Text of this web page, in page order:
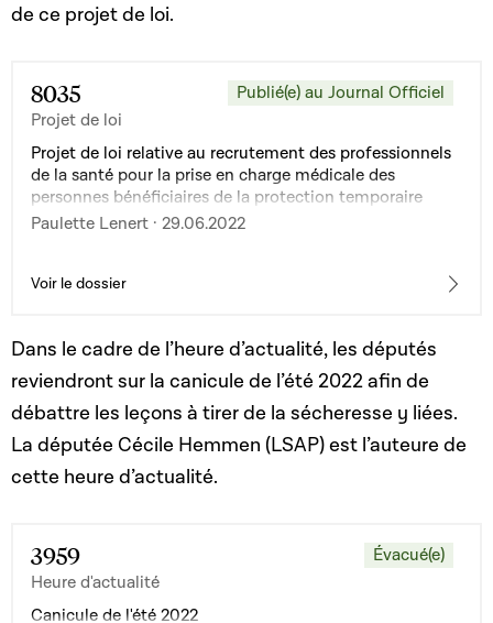
de ce projet de loi.
8035
Projet de loi
Publié(e) au Journal Officiel
Projet de loi relative au recrutement des professionnels
de la santé pour la prise en charge médicale des
personnes bénéficiaires de la protection temporaire
dans le contexte du conflit entre la Russie et l'Ukraine
Paulette Lenert · 29.06.2022
Voir le dossier
Dans le cadre de l’heure d’actualité, les députés
reviendront sur la canicule de l’été 2022 afin de
débattre les leçons à tirer de la sécheresse y liées.
La députée Cécile Hemmen (LSAP) est l’auteure de
cette heure d’actualité.
3959
Heure d'actualité
Évacué(e)
Canicule de l'été 2022